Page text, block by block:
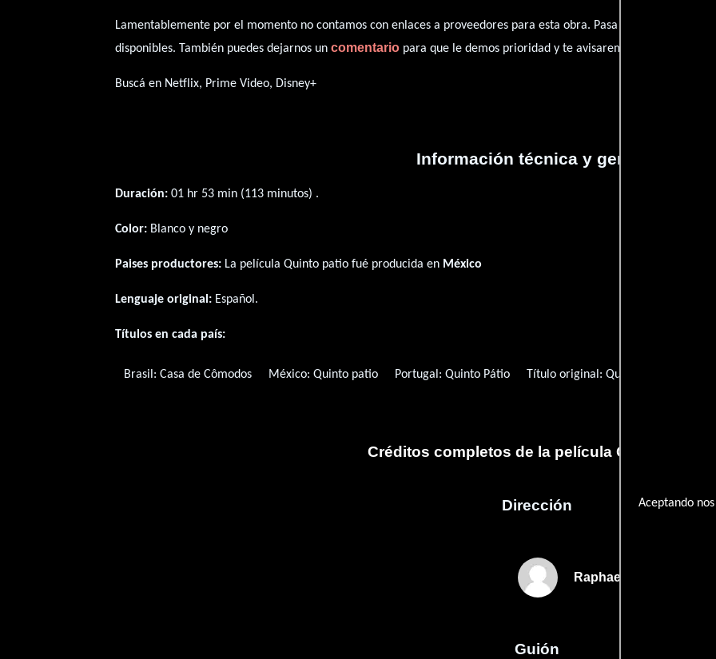
Aceptando
Lamentablemente por el momento no contamos con enlaces a proveedores para esta obra. Pasa por nuestro
disponibles. También puedes dejarnos uncomentario para que le demos prioridad y te avisaremos cuando se
Buscá en Netflix, Prime Video, Disney+
Información técnica y general
Duración: 01 hr 53 min (113 minutos) .
Color: Blanco y negro
Paises productores: La película Quinto patio fué producida en México
Lenguaje original: Español .
Títulos en cada país:
Brasil: Casa de Cômodos México:Quinto patio Portugal:Quinto Pátio Título original:Quinto patio
Créditos completos de la película Quinto patio
Dirección
Raphael J. Sevilla
Guión